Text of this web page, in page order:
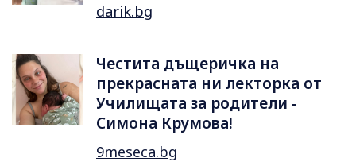
darik.bg
Честита дъщеричка на
прекрасната ни лекторка от
Училищата за родители -
Симона Крумова!
9meseca.bg